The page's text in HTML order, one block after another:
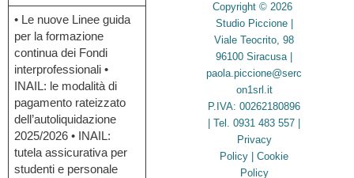
• Le nuove Linee guida
per la formazione
continua dei Fondi
interprofessionali •
INAIL: le modalità di
pagamento rateizzato
dell’autoliquidazione
2025/2026 • INAIL:
tutela assicurativa per
studenti e personale
Copyright © 2026
Studio Piccione |
Viale Teocrito, 98
96100 Siracusa |
paola.piccione@serc
on1srl.it
P.IVA: 00262180896
| Tel. 0931 483 557 |
Privacy
Policy |Cookie
Policy